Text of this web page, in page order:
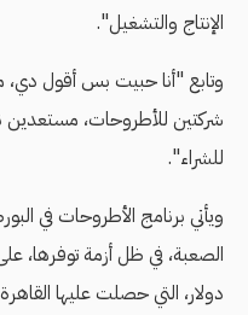
الإنتاج والتشغيل".
وتابع "أنا حبيت بس أقول دي،
شركتين للأطروحات،
للشراء".
ويأتي برنامج الأطروحات في